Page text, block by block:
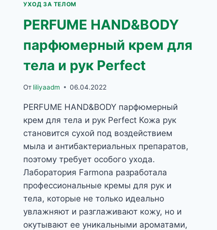
УХОД ЗА ТЕЛОМ
PERFUME HAND&BODY
парфюмерный крем для
тела и рук Perfect
От liliyaadm 06.04.2022
PERFUME HAND&BODY парфюмерный
крем для тела и рук Perfect Кожа рук
становится сухой под воздействием
мыла и антибактериальных препаратов,
поэтому требует особого ухода.
Лаборатория Farmona разработала
профессиональные кремы для рук и
тела, которые не только идеально
увлажняют и разглаживают кожу, но и
окутывают ее уникальными ароматами,